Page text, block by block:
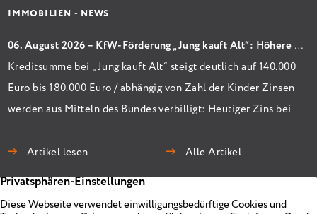
IMMOBILIEN - NEWS
06. August 2026 – KfW-Förderung „Jung kauft Alt“: Höhere Kredite ab August 2026
Kreditsumme bei „Jung kauft Alt“ steigt deutlich auf 140.000
Euro bis 180.000 Euro / abhängig von Zahl der Kinder Zinsen
werden aus Mitteln des Bundes verbilligt: Heutiger Zins bei
Zinsbindung Antragstellende verpflichten sich zu
energetischer Sanierung binnen 54 Monaten nach
Artikel lesen Alle Artikel